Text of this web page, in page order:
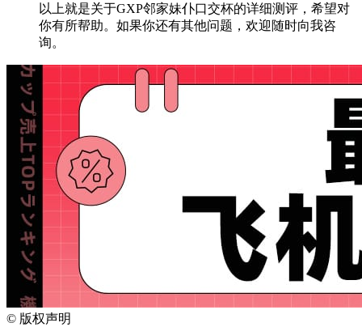
以上就是关于GXP邻家妹仆口交杯的详细测评，希望对
你有所帮助。如果你还有其他问题，欢迎随时向我咨
询。
© 版权声明